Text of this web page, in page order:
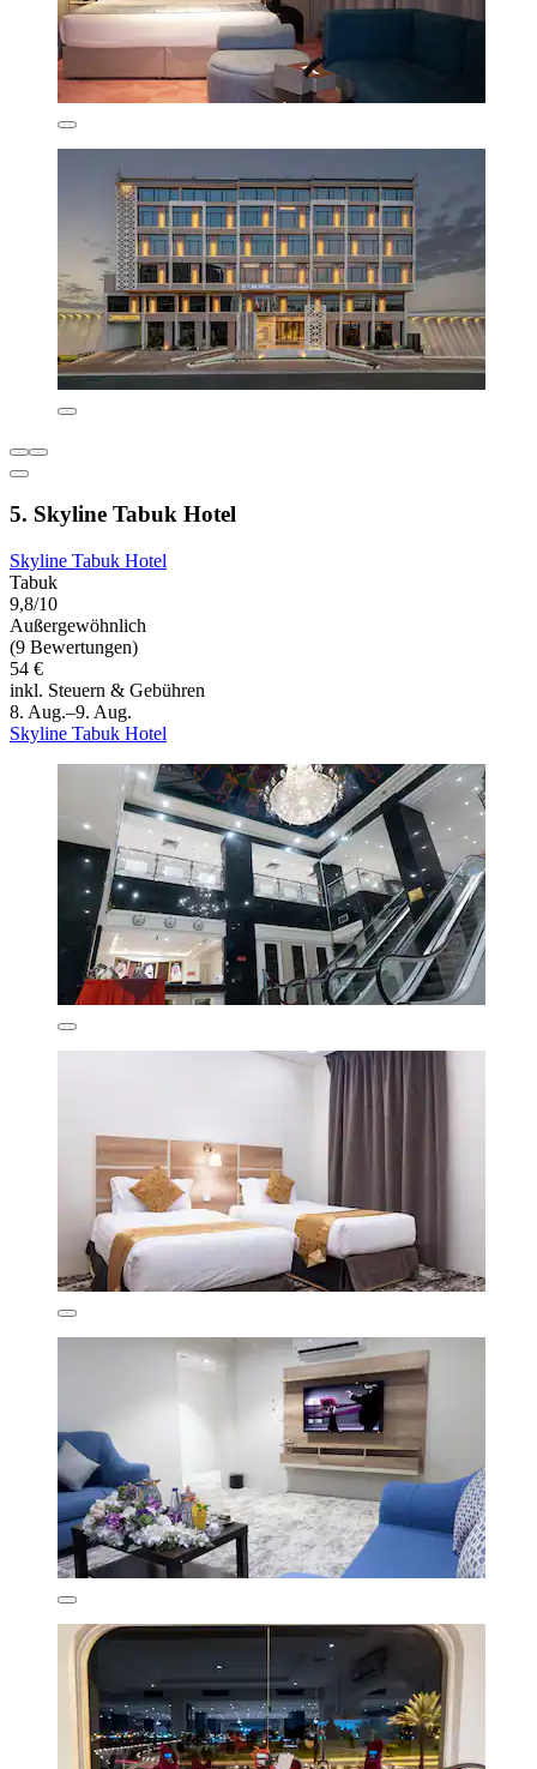
5. Skyline Tabuk Hotel
Skyline Tabuk Hotel
Tabuk
9,8/10
Außergewöhnlich
(9 Bewertungen)
54 €
inkl. Steuern & Gebühren
8. Aug.–9. Aug.
Skyline Tabuk Hotel